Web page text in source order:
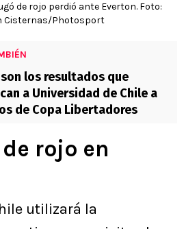
de rojo perdió ante Everton. Foto:
Cisternas/Photosport
los resultados que
a Universidad de Chile a
de Copa Libertadores
rojo en
utilizará la